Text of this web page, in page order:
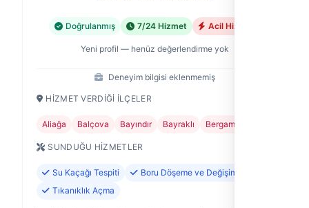
Doğrulanmış 7/24 Hizmet Acil Hizmet
Yeni profil — henüz değerlendirme yok
Deneyim bilgisi eklenmemiş
HIZMET VERDIĞI İLÇELER
Aliağa Balçova Bayındır Bayraklı Bergama
SUNDUĞU HIZMETLER
Su Kaçağı Tespiti
Boru Döşeme ve Değişimi
Tıkanıklık Açma